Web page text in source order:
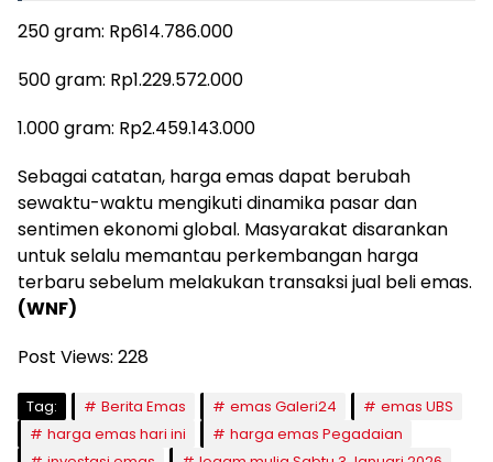
250 gram: Rp614.786.000
500 gram: Rp1.229.572.000
1.000 gram: Rp2.459.143.000
Sebagai catatan, harga emas dapat berubah
sewaktu-waktu mengikuti dinamika pasar dan
sentimen ekonomi global. Masyarakat disarankan
untuk selalu memantau perkembangan harga
terbaru sebelum melakukan transaksi jual beli emas.
(WNF)
Post Views: 228
Tag: Berita Emas emas Galeri24
emas UBS
harga emas hari ini
harga emas Pegadaian